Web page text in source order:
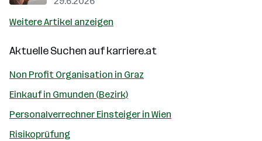
Weitere Artikel anzeigen
Aktuelle Suchen aufkarriere.at
Non Profit Organisation in Graz
Einkauf in Gmunden (Bezirk)
Personalverrechner Einsteiger in Wien
Risikoprüfung